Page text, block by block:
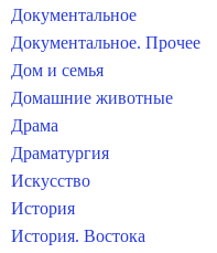
Документальное
Документальное. Прочее
Дом и семья
Домашние животные
Драма
Драматургия
Искусство
История
История. Востока